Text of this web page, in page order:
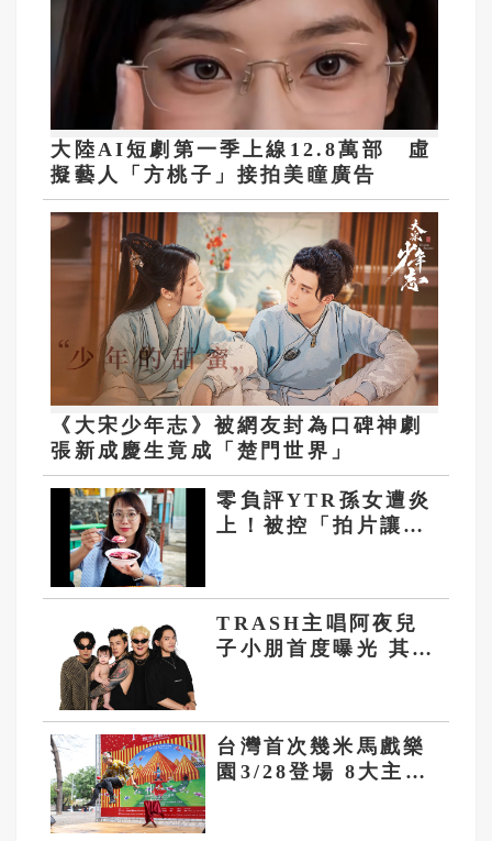
大陸AI短劇第一季上線12.8萬部 虛
擬藝人「方桃子」接拍美瞳廣告
《大宋少年志》被網友封為口碑神劇
張新成慶生竟成「楚門世界」
零負評YTR孫女遭炎
上！被控「拍片讓學
TRASH主唱阿夜兒
子小朋首度曝光 其他
台灣首次幾米馬戲樂
園3/28登場 8大主題